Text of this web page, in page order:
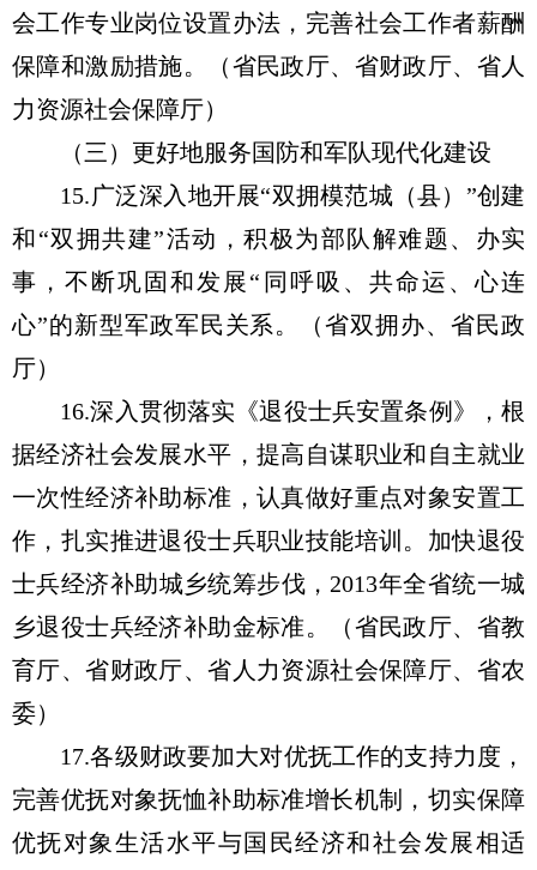
会工作专业岗位设置办法，完善社会工作者薪酬
保障和激励措施。（省民政厅、省财政厅、省人
力资源社会保障厅）
（三）更好地服务国防和军队现代化建设
15.广泛深入地开展“双拥模范城（县）”创建
和“双拥共建”活动，积极为部队解难题、办实
事，不断巩固和发展“同呼吸、共命运、心连
心”的新型军政军民关系。（省双拥办、省民政
厅）
16.深入贯彻落实《退役士兵安置条例》，根
据经济社会发展水平，提高自谋职业和自主就业
一次性经济补助标准，认真做好重点对象安置工
作，扎实推进退役士兵职业技能培训。加快退役
士兵经济补助城乡统筹步伐，2013年全省统一城
乡退役士兵经济补助金标准。（省民政厅、省教
育厅、省财政厅、省人力资源社会保障厅、省农
委）
17.各级财政要加大对优抚工作的支持力度，
完善优抚对象抚恤补助标准增长机制，切实保障
优抚对象生活水平与国民经济和社会发展相适